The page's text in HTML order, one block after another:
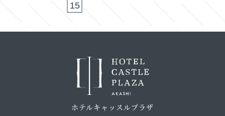
15
ホテルキャッスルプラザ